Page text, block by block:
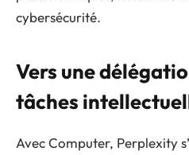
cybersécurité.
Vers une
tâches
Avec Computer, Perplexity